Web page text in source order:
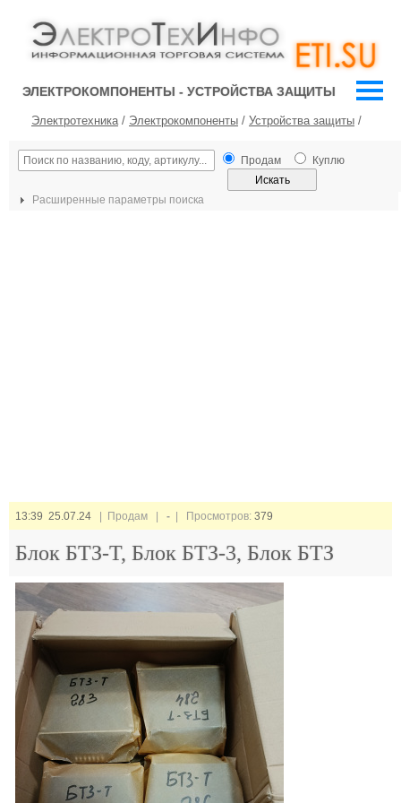
ЭЛЕКТРОКОМПОНЕНТЫ - УСТРОЙСТВА ЗАЩИТЫ
Электротехника/ Электрокомпоненты / Устройства защиты /
Продам Куплю
Расширенные параметры поиска
13:39 25.07.24 | Продам | - | Просмотров: 379
Блок БТЗ-Т, Блок БТЗ-3, Блок БТЗ